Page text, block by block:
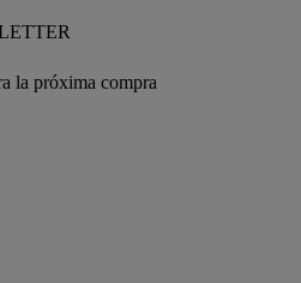
la próxima compra